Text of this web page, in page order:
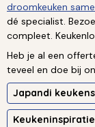
droomkeuken
dé specialist.
compleet.
Heb je al een
teveel en doe bij
Japandi keukens
Keukeninspiratie